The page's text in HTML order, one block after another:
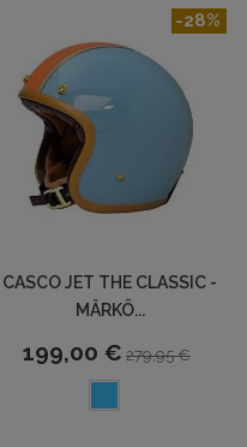
CASCO JET THE CLASSIC -
MÂRKÖ...
199,00 € 279,95 €
-28%